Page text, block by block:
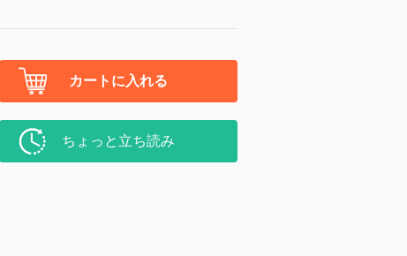
カートに入れる
ちょっと立ち読み